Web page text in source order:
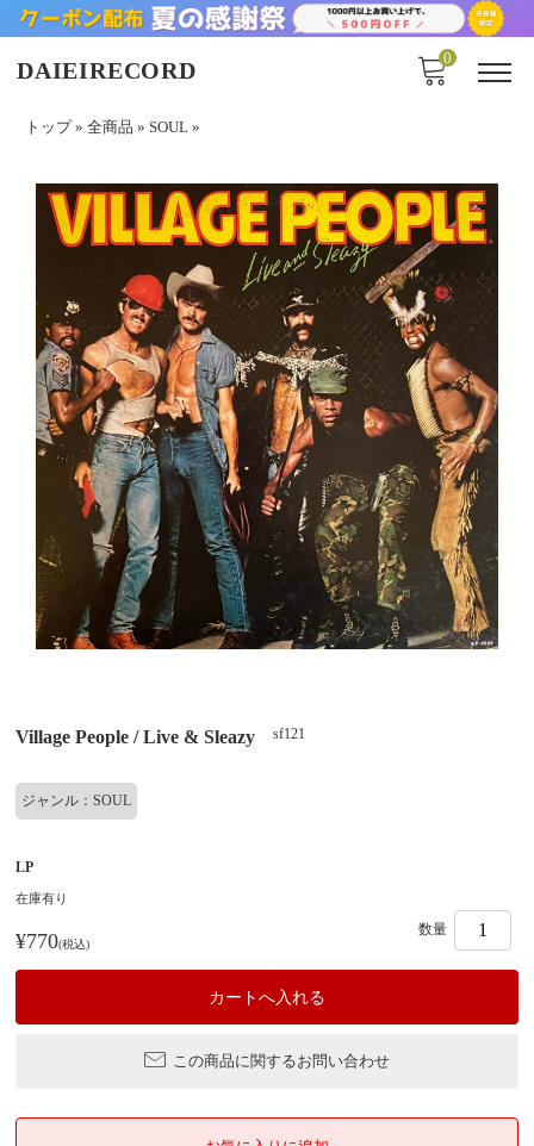
DAIEIRECORD 0
トップ» 全商品 » SOUL »
Village People / Live & Sleazy sf121
ジャンル：SOUL
LP
在庫有り
¥770(税込)
数量
この商品に関するお問い合わせ